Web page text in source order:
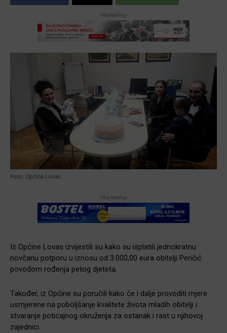
-Marketing-
Foto: Općina Lovas
-Marketing-
Iz Općine Lovas izvijestili su kako su isplatili jednokratnu
novčanu potporu u iznosu od 3.000,00 eura obitelji Peričić
povodom rođenja petog djeteta.
Također, iz Općine su poručili kako će i dalje provoditi mjere
usmjerene na poboljšanje kvalitete života mladih obitelji i
stvaranje poticajnog okruženja za ostanak i rast u njihovoj
zajednici.